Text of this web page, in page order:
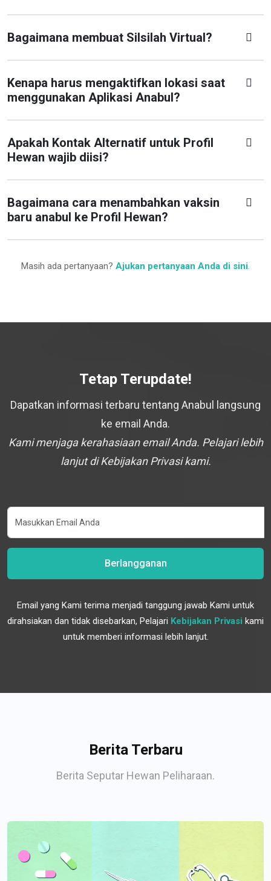
Bagaimana membuat Silsilah Virtual?
Kenapa harus mengaktifkan lokasi saat
menggunakan Aplikasi Anabul?
Apakah Kontak Alternatif untuk Profil
Hewan wajib diisi?
Bagaimana cara menambahkan vaksin
baru anabul ke Profil Hewan?
Masih ada pertanyaan? Ajukan pertanyaan Anda di sini.
Tetap Terupdate!
Dapatkan informasi terbaru tentang Anabul langsung
ke email Anda.
Kami menjaga kerahasiaan email Anda. Pelajari lebih
lanjut di Kebijakan Privasi kami.
Berlangganan
Email yang Kami terima menjadi tanggung jawab Kami untuk
dirahsiakan dan tidak disebarkan, Pelajari Kebijakan Privasi kami
untuk memberi informasi lebih lanjut.
Berita Terbaru
Berita Seputar Hewan Peliharaan.